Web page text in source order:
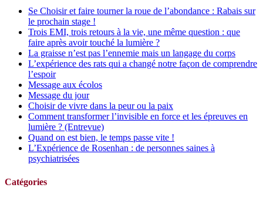
Se Choisir et faire tourner la roue de l’abondance : Rabais sur
le prochain stage !
Trois EMI, trois retours à la vie, une même question : que
faire après avoir touché la lumière ?
La graisse n’est pas l’ennemie mais un langage du corps
L’expérience des rats qui a changé notre façon de comprendre
l’espoir
Message aux écolos
Message du jour
Choisir de vivre dans la peur ou la paix
Comment transformer l’invisible en force et les épreuves en
lumière ? (Entrevue)
Quand on est bien, le temps passe vite !
L’Expérience de Rosenhan : de personnes saines à
psychiatrisées
Catégories